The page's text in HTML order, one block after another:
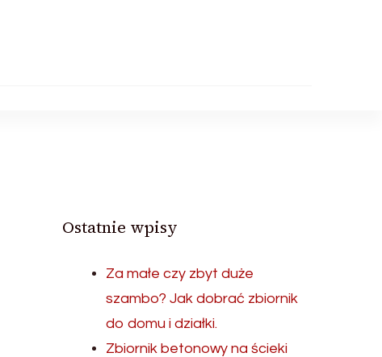
Ostatnie wpisy
Za małe czy zbyt duże
szambo? Jak dobrać zbiornik
do domu i działki.
Zbiornik betonowy na ścieki